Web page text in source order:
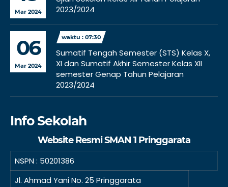
Mar 2024
2023/2024
06
Mar 2024
waktu : 07:30
Sumatif Tengah Semester (STS) Kelas X,
XI dan Sumatif Akhir Semester Kelas XII
semester Genap Tahun Pelajaran
2023/2024
Info Sekolah
Website Resmi SMAN 1 Pringgarata
NSPN : 50201386
Jl. Ahmad Yani No. 25 Pringgarata